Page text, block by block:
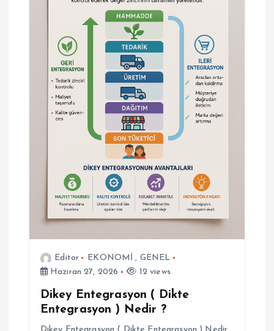
Editor EKONOMİ , GENEL
Haziran 27, 2026
12 views
Dikey Entegrasyon ( Dikte
Entegrasyon ) Nedir ?